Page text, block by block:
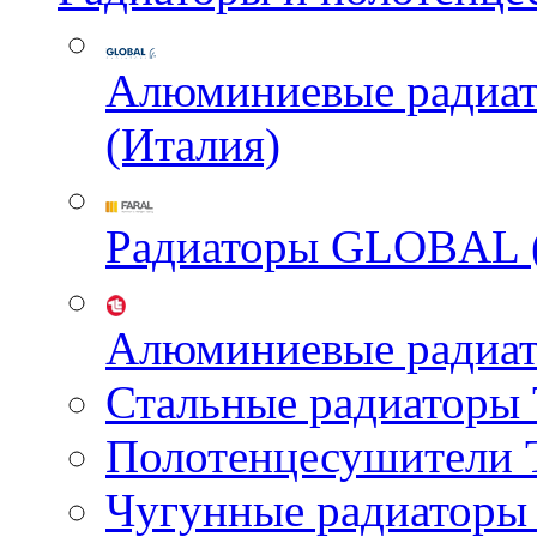
Алюминиевые
(Италия)
Радиаторы GLOBAL
Алюминиевые
Стальные
Чугунные